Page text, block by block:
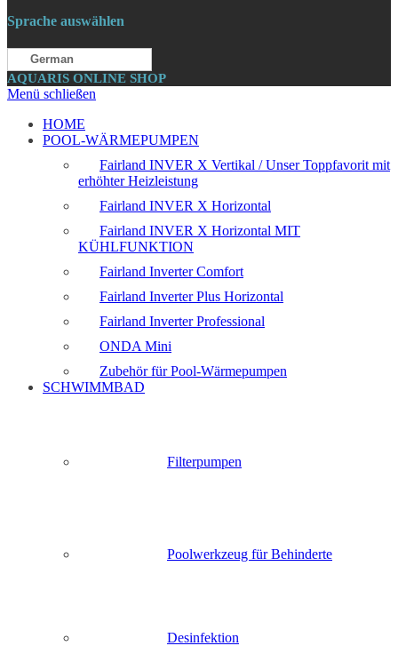
Sprache auswählen
German
AQUARIS ONLINE SHOP
Menü schließen
HOME
POOL-WÄRMEPUMPEN
Fairland INVER X Vertikal / Unser Toppfavorit mit
erhöhter Heizleistung
Fairland INVER X Horizontal
Fairland INVER X Horizontal MIT
KÜHLFUNKTION
Fairland Inverter Comfort
Fairland Inverter Plus Horizontal
Fairland Inverter Professional
ONDA Mini
Zubehör für Pool-Wärmepumpen
SCHWIMMBAD
Filterpumpen
Poolwerkzeug für Behinderte
Desinfektion